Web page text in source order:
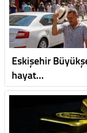
Eskişehir
hayat…